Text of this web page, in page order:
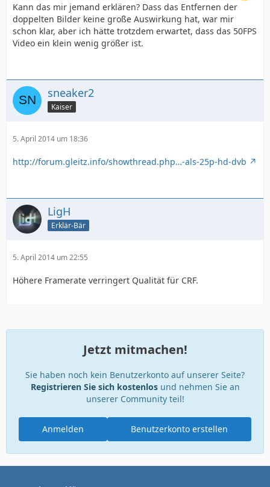
Kann das mir jemand erklären? Dass das Entfernen der
doppelten Bilder keine große Auswirkung hat, war mir
schon klar, aber ich hätte trotzdem erwartet, dass das 50FPS
Video ein klein wenig größer ist.
sneaker2
Kaiser
5. April 2014 um 18:36
http://forum.gleitz.info/showthread.php…-als-25p-hd-dvb
LigH
Erklär-Bär
5. April 2014 um 22:55
Höhere Framerate verringert Qualität für CRF.
Jetzt mitmachen!
Sie haben noch kein Benutzerkonto auf unserer Seite?
Registrieren Sie sich kostenlosund nehmen Sie an
unserer Community teil!
Benutzerkonto erstellen
Anmelden